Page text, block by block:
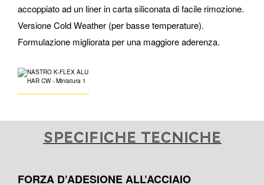
accoppiato ad un liner in carta siliconata di facile rimozione.
Versione Cold Weather (per basse temperature).
Formulazione migliorata per una maggiore aderenza.
Specifiche tecniche
FORZA D’ADESIONE ALL’ACCIAIO